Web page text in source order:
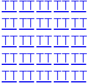
TTTTTTTTTT
TTTTTTTTTT
TTTTTTTTTT
TTTTTTTTTT
TTTTTTTTTT